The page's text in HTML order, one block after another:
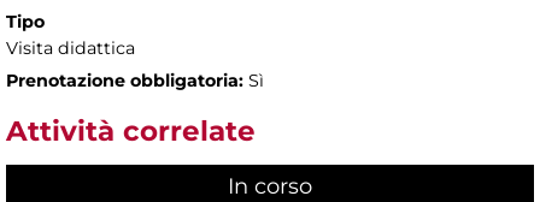
Tipo
Visita didattica
Prenotazione obbligatoria: Sì
Attività correlate
In corso